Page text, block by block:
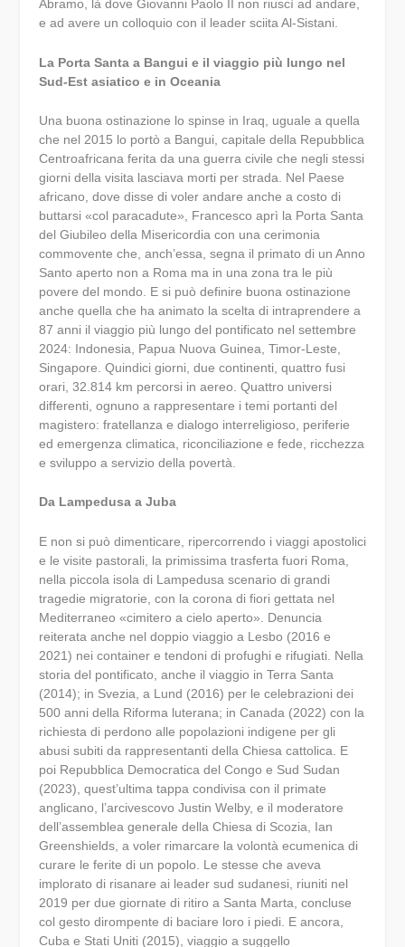
Abramo, là dove Giovanni Paolo II non riuscì ad andare,
e ad avere un colloquio con il leader sciita Al-Sistani.
La Porta Santa a Bangui e il viaggio più lungo nel
Sud-Est asiatico e in Oceania
Una buona ostinazione lo spinse in Iraq, uguale a quella
che nel 2015 lo portò a Bangui, capitale della Repubblica
Centroafricana ferita da una guerra civile che negli stessi
giorni della visita lasciava morti per strada. Nel Paese
africano, dove disse di voler andare anche a costo di
buttarsi «col paracadute», Francesco aprì la Porta Santa
del Giubileo della Misericordia con una cerimonia
commovente che, anch’essa, segna il primato di un Anno
Santo aperto non a Roma ma in una zona tra le più
povere del mondo. E si può definire buona ostinazione
anche quella che ha animato la scelta di intraprendere a
87 anni il viaggio più lungo del pontificato nel settembre
2024: Indonesia, Papua Nuova Guinea, Timor-Leste,
Singapore. Quindici giorni, due continenti, quattro fusi
orari, 32.814 km percorsi in aereo. Quattro universi
differenti, ognuno a rappresentare i temi portanti del
magistero: fratellanza e dialogo interreligioso, periferie
ed emergenza climatica, riconciliazione e fede, ricchezza
e sviluppo a servizio della povertà.
Da Lampedusa a Juba
E non si può dimenticare, ripercorrendo i viaggi apostolici
e le visite pastorali, la primissima trasferta fuori Roma,
nella piccola isola di Lampedusa scenario di grandi
tragedie migratorie, con la corona di fiori gettata nel
Mediterraneo «cimitero a cielo aperto». Denuncia
reiterata anche nel doppio viaggio a Lesbo (2016 e
2021) nei container e tendoni di profughi e rifugiati. Nella
storia del pontificato, anche il viaggio in Terra Santa
(2014); in Svezia, a Lund (2016) per le celebrazioni dei
500 anni della Riforma luterana; in Canada (2022) con la
richiesta di perdono alle popolazioni indigene per gli
abusi subiti da rappresentanti della Chiesa cattolica. E
poi Repubblica Democratica del Congo e Sud Sudan
(2023), quest’ultima tappa condivisa con il primate
anglicano, l’arcivescovo Justin Welby, e il moderatore
dell’assemblea generale della Chiesa di Scozia, Ian
Greenshields, a voler rimarcare la volontà ecumenica di
curare le ferite di un popolo. Le stesse che aveva
implorato di risanare ai leader sud sudanesi, riuniti nel
2019 per due giornate di ritiro a Santa Marta, concluse
col gesto dirompente di baciare loro i piedi. E ancora,
Cuba e Stati Uniti (2015), viaggio a suggello